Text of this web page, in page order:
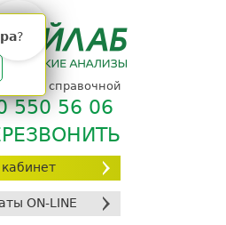
ON-LINE
?
справочной
550 56 06